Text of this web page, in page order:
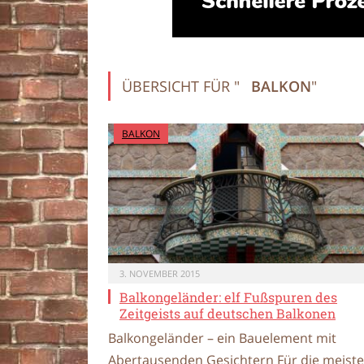
ÜBERSICHT FÜR " BALKON"
BALKON
3. NOVEMBER 2015
Balkongeländer: elf Fußspuren des
Zeitgeists auf deutschen Balkonen
Balkongeländer – ein Bauelement mit
Abertausenden Gesichtern Für die